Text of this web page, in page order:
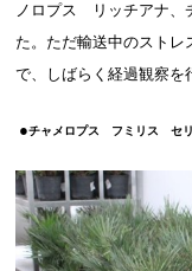
ノロプス リッチアナ
た。ただ輸送中のスト
で、しばらく経過観察を
●チャメロプス フミリス セ